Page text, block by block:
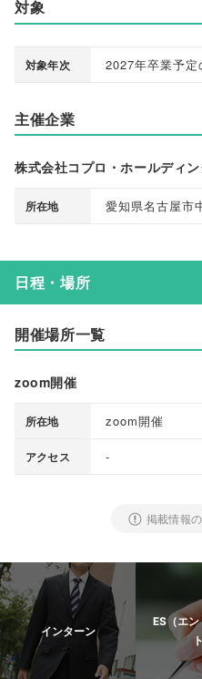
対象
対象年次 2027年卒業予定
主催企業
株式会社コプロ・ホールディン
所在地 愛知県名古屋市
日程・場所
開催場所一覧
zoom開催
所在地 zoom開催
アクセス -
掲載情報
インターン
ES（エ